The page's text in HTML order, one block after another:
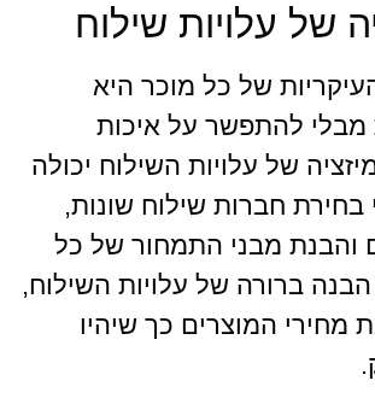
של עלויות שילוח
של כל מוכר היא
מבלי להתפשר על איכות
של עלויות השילוח יכולה
חברות שילוח שונות,
והבנת מבני התמחור של כל
ברורה של עלויות השילוח,
מחירי המוצרים כך שיהיו